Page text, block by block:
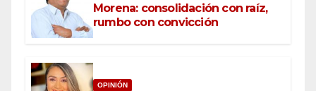
Morena: consolidación con raíz,
rumbo con convicción
OPINIÓN